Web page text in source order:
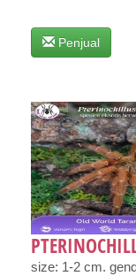
Penjual
size: 1-2 cm.